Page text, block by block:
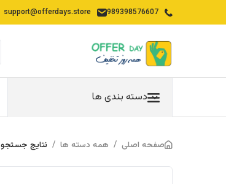
989398576607
support@offerdays.store
دسته بندی ها
صفحه اصلی / همه دسته ها / نتایج جستجو